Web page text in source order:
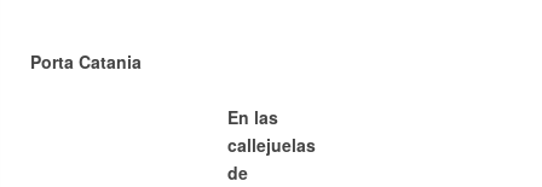
Porta Catania
En las
callejuelas
de